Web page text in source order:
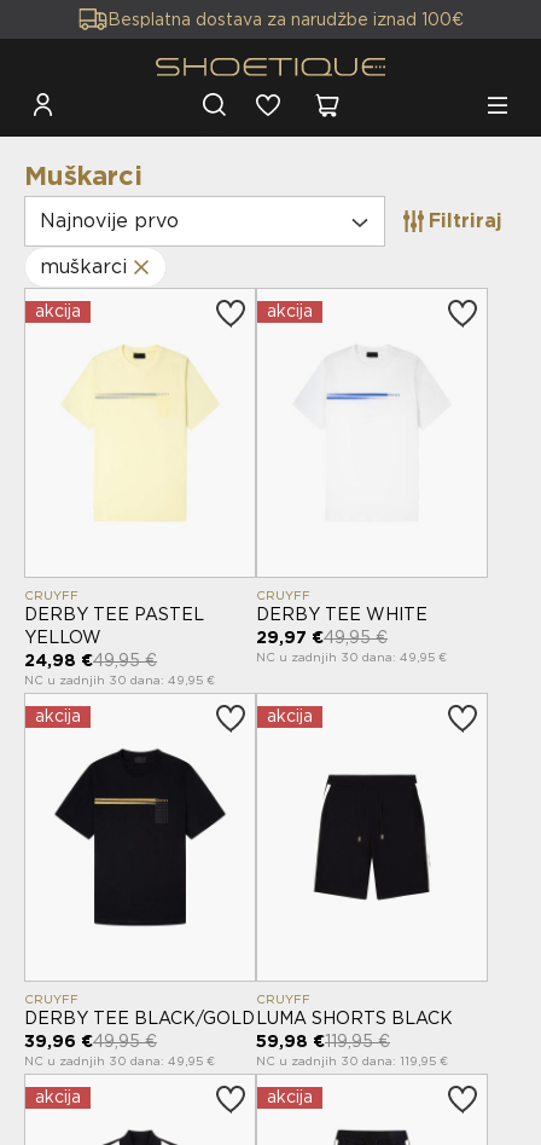
Besplatna dostava za narudžbe iznad 100€
Muškarci
Najnovije prvo
Filtriraj
muškarci
akcija
CRUYFF
DERBY TEE PASTEL
YELLOW
24,98 €49,95 €
NC u zadnjih 30 dana: 49,95 €
akcija
CRUYFF
DERBY TEE WHITE
29,97 €49,95 €
NC u zadnjih 30 dana: 49,95 €
akcija
CRUYFF
DERBY TEE BLACK/GOLD
39,96 €49,95 €
NC u zadnjih 30 dana: 49,95 €
akcija
CRUYFF
LUMA SHORTS BLACK
59,98 €119,95 €
NC u zadnjih 30 dana: 119,95 €
akcija akcija